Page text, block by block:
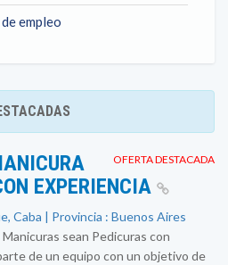
empleo
OFERTA DESTACADA
EXPERIENCIA
Caba | Provincia : Buenos Aires
sean Pedicuras con
de un equipo con un objetivo de